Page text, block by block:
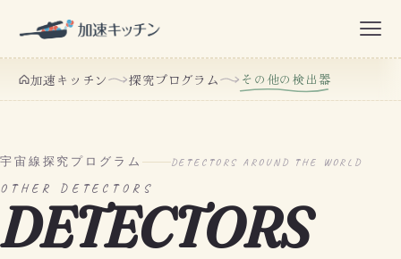
加速キッチン 探究プログラム その他の検出器
宇宙線探究プログラム DETECTORS AROUND THE WORLD
OTHER DETECTORS
DETECTORS